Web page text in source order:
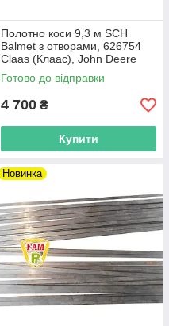
Полотно коси 9,3 м SCH
Balmet з отворами, 626754
Claas (Клаас), John Deere
Готово до відправки
4 700 ₴
Купити
Новинка